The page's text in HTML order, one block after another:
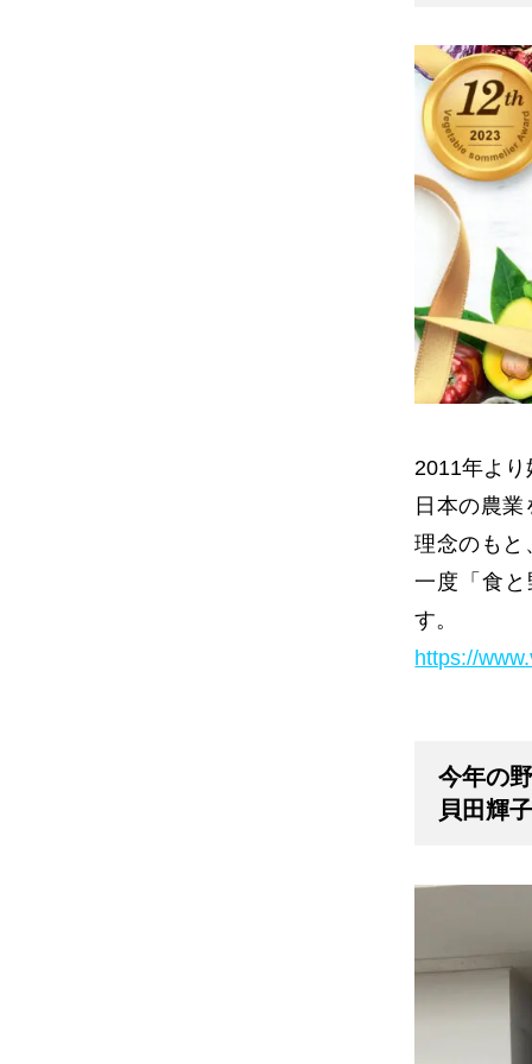
2011年よ
日本の農
理念のもと
一度「食
す。
https://
今年の
貝田輝